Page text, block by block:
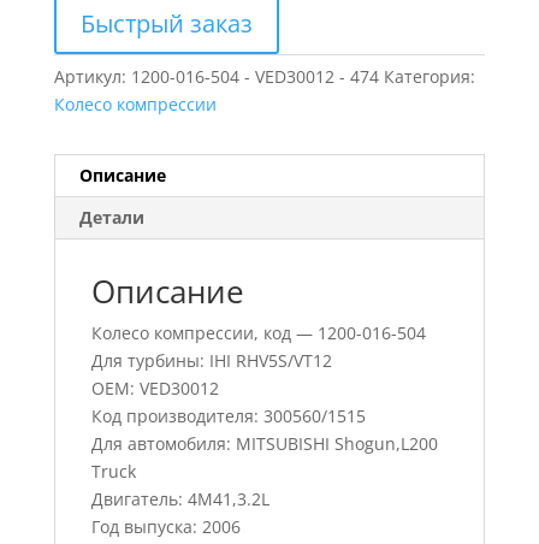
Быстрый заказ
Артикул: 1200-016-504 - VED30012 - 474 Категория:
Колесо компрессии
Описание
Детали
Описание
Колесо компрессии, код — 1200-016-504
Для турбины: IHI RHV5S/VT12
OEM: VED30012
Код производителя: 300560/1515
Для автомобиля: MITSUBISHI Shogun,L200
Truck
Двигатель: 4M41,3.2L
Год выпуска: 2006